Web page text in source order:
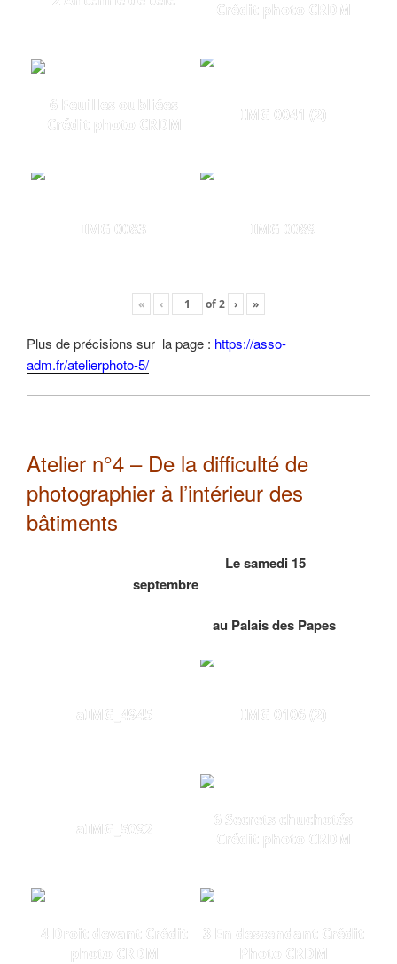
Crédit photo CRDM
6 Feuilles oubliées
Crédit photo CRDM
IMG 0041 (2)
IMG 0083 IMG 0089
« ‹ of2 › »
Plus de précisions sur la page : https://asso-
adm.fr/atelierphoto-5/
Atelier n°4 – De la difficulté de
photographier à l’intérieur des
bâtiments
Le samedi 15
septembre
au Palais des Papes
aIMG_4945 IMG 0106 (2)
aIMG_5092
6 Secrets chuchotés
Crédit photo CRDM
4 Droit devant Crédit
photo CRDM
3 En descendant Crédit
Photo CRDM